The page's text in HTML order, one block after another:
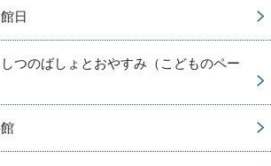
日
つのばしょとおやすみ（こどものペー